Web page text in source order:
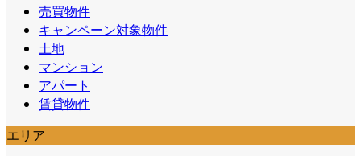
売買物件
キャンペーン対象物件
土地
マンション
アパート
賃貸物件
エリア